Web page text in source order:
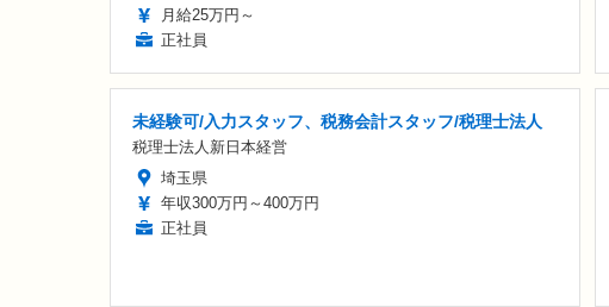
月給25万円～
正社員
未経験可/入力スタッフ、税務会計スタッフ/税理士法人
税理士法人新日本経営
埼玉県
年収300万円～400万円
正社員